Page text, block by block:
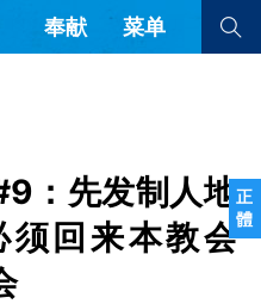
正
體
奉献 菜单
部
部
：先发制人地
须回来本教会